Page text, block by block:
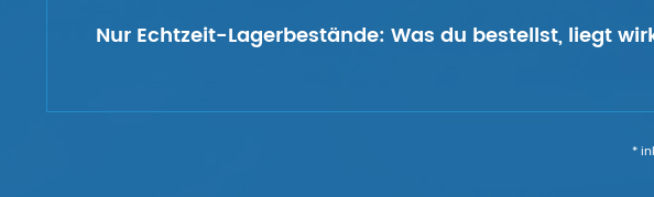
Nur Echtzeit-Lagerbestände: Was du bestellst, liegt
*